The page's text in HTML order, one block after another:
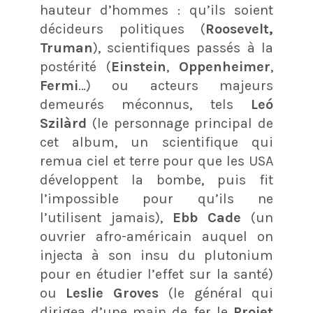
hauteur d’hommes : qu’ils soient
décideurs politiques (Roosevelt,
Truman), scientifiques passés à la
postérité (Einstein, Oppenheimer,
Fermi…) ou acteurs majeurs
demeurés méconnus, tels Leó
Szilàrd (le personnage principal de
cet album, un scientifique qui
remua ciel et terre pour que les USA
développent la bombe, puis fit
l’impossible pour qu’ils ne
l’utilisent jamais), Ebb Cade (un
ouvrier afro-américain auquel on
injecta à son insu du plutonium
pour en étudier l’effet sur la santé)
ou Leslie Groves (le général qui